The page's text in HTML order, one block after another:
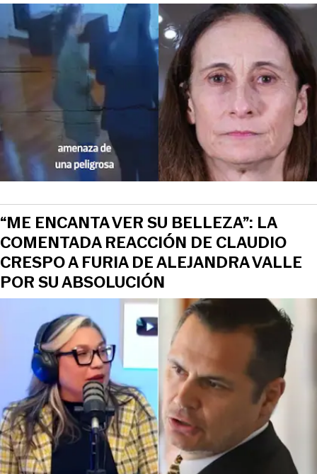
“ME ENCANTA VER SU BELLEZA”: LA
COMENTADA REACCIÓN DE CLAUDIO
CRESPO A FURIA DE ALEJANDRA VALLE
POR SU ABSOLUCIÓN